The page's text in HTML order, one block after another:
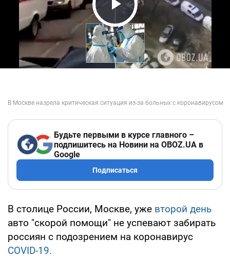
Play Video
Будьте первыми в курсе главного –
подпишитесь на Новини на OBOZ.UA в
Google
Подписаться
В столице России, Москве, уже второй день
авто "скорой помощи" не успевают забирать
россиян с подозрением на коронавирус
COVID-19.